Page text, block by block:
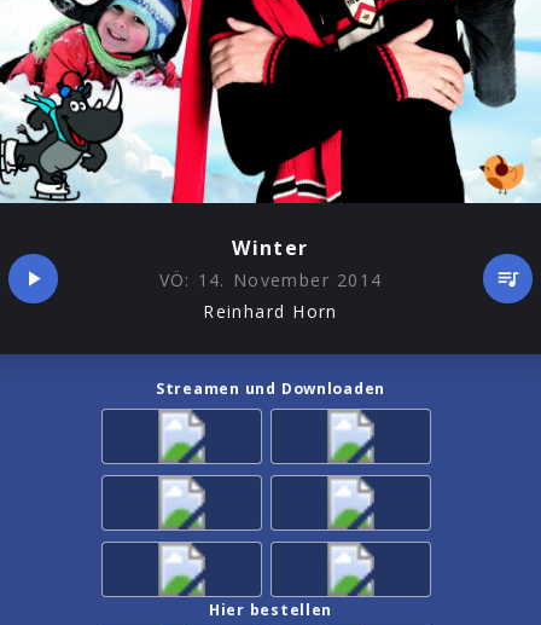
Winter
VÖ: 14. November 2014
Reinhard Horn
Streamen und Downloaden
Hier bestellen